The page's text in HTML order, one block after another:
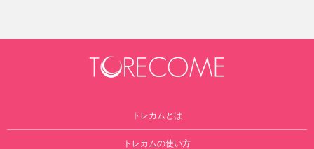
トレカムとは
トレカムの使い方